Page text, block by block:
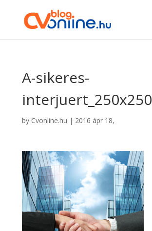
A-sikeres-
interjuert_250x250
by Cvonline.hu | 2016 ápr 18,